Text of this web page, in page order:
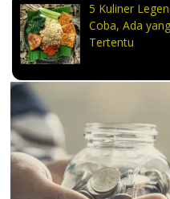
5 Kuliner
Coba, Ada
Tertentu